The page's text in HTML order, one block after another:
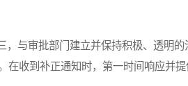
与审批部门建立并保持积极、透明的
在收到补正通知时，第一时间响应并